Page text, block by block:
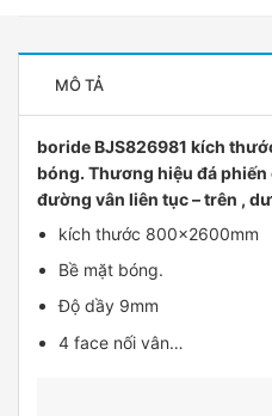
MÔ TẢ
boride BJS826981 kích
bóng. Thương hiệu đá phiến
đường vân liên tục – trên ,
kích thước 800x2600mm
Bề mặt bóng.
Độ dầy 9mm
4 face nối vân…